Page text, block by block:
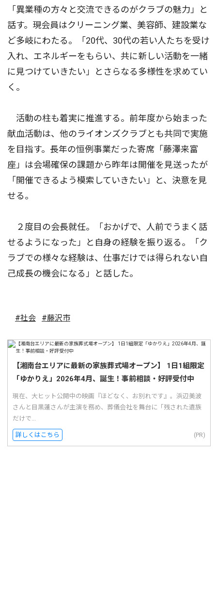
「異業種の方々と交流できるのがクラブの魅力」と
話す。現会員はクリーニング業、美容師、建設業な
ど多岐にわたる。「20代、30代の若い人たちを受け
入れ、エネルギーをもらい、共に新しい活動を一緒
に見つけていきたい」とさらなる多様性を求めてい
く。
活動の柱も着実に推進する。前年度から始まった
献血活動は、他のライオンズクラブとも共同で実施
を目指す。長年の恒例事業だった寄席「藤澤来富
座」は会場確保の課題から昨年は開催を見送ったが
「開催できるよう模索していきたい」と、決意を見
せる。
２度目の会長就任。「おかげで、人前でうまく話
せるようになった」と自身の経験を振り返る。「ク
ラブでの様々な経験は、仕事だけでは得られない自
己成長の機会になる」と話した。
#社会 #藤沢市
【湘南台エリアに最新の家族葬式場オープン】 1日1組限定
「ゆかりえ」2026年4月、誕生！事前相談・好評受付中
現在、大ヒット公開中の映画『ほどなく、お別れです』。浜辺美波
さんと目黒蓮さんが主演を務め、葬儀会社を舞台に「残された遺族
だけで...
詳しくはこちら (PR)